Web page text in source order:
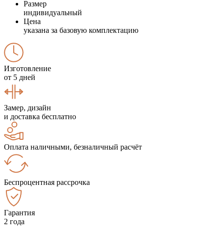
Размер
индивидуальный
Цена
указана за базовую комплектацию
Изготовление
от 5 дней
Замер, дизайн
и доставка бесплатно
Оплата наличными, безналичный расчёт
Беспроцентная рассрочка
Гарантия
2 года